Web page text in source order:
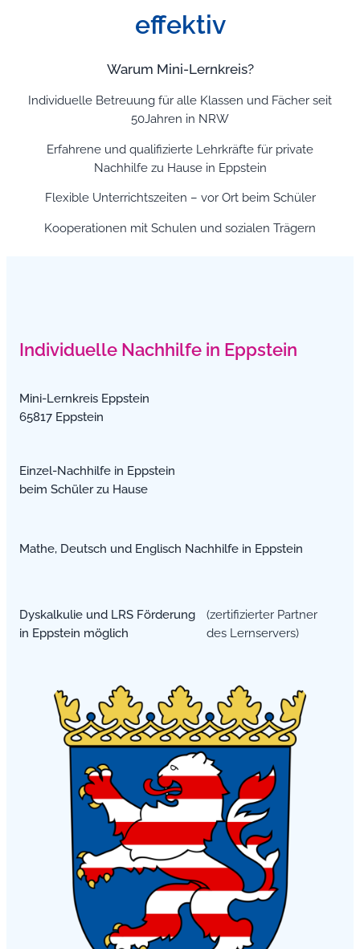
effektiv
Warum Mini-Lernkreis?
Individuelle Betreuung für alle Klassen und Fächer seit
50Jahren in NRW
Erfahrene und qualifizierte Lehrkräfte für private
Nachhilfe zu Hause in Eppstein
Flexible Unterrichtszeiten – vor Ort beim Schüler
Kooperationen mit Schulen und sozialen Trägern
Individuelle Nachhilfe in Eppstein
Mini-Lernkreis Eppstein
65817 Eppstein
Einzel-Nachhilfe in Eppstein
beim Schüler zu Hause
Mathe, Deutsch und Englisch Nachhilfe in Eppstein
Dyskalkulie und LRS Förderung
in Eppstein möglich
(zertifizierter Partner
des Lernservers)